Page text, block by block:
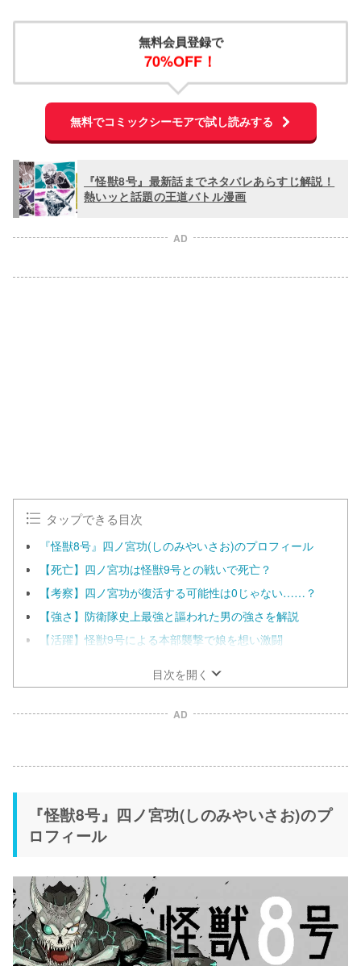
無料会員登録で
70%OFF！
無料でコミックシーモアで試し読みする
『怪獣8号』最新話までネタバレあらすじ解説！
熱いッと話題の王道バトル漫画
AD
タップできる目次
『怪獣8号』四ノ宮功(しのみやいさお)のプロフィール
【死亡】四ノ宮功は怪獣9号との戦いで死亡？
【考察】四ノ宮功が復活する可能性は0じゃない……？
【強さ】防衛隊史上最強と謳われた男の強さを解説
【活躍】怪獣9号による本部襲撃で娘を想い激闘
目次を開く
AD
『怪獣8号』四ノ宮功(しのみやいさお)のプ
ロフィール